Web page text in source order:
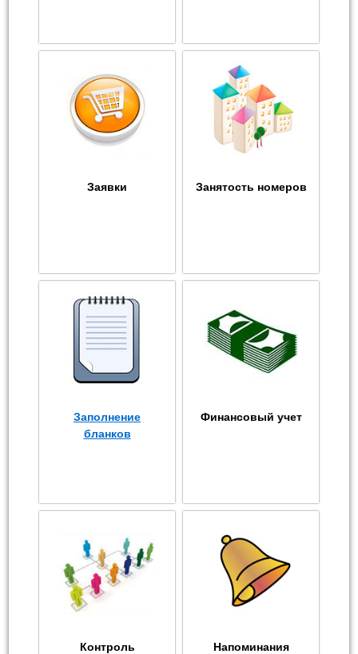
Заявки Занятость номеров
Заполнение
бланков
Финансовый учет
Контроль Напоминания